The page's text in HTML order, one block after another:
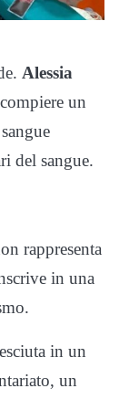
Alessia
un
del sangue.
rappresenta
in una
in un
un